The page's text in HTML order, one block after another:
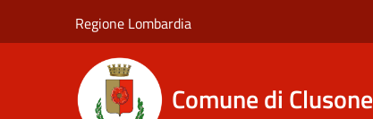
Regione Lombardia
Comune di Clusone